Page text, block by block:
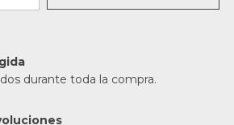
durante toda la compra.